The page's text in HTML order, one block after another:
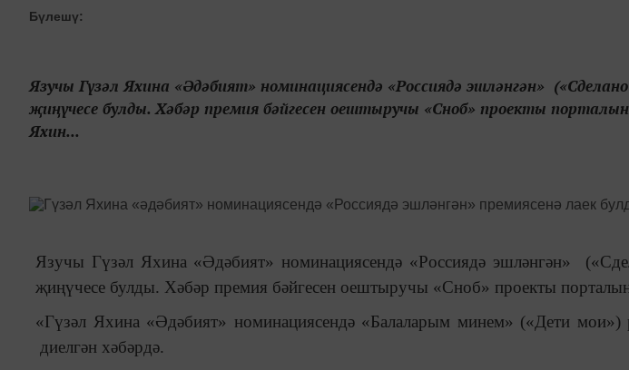
Бүлешү:
Язучы Гүзәл Яхина «Әдәбият» номинациясендә «Россиядә эшләнгән»
җиңүчесе булды. Хәбәр премия бәйгесен оештыручы «Сноб» проекты
Яхин...
Язучы Гүзәл Яхина «Әдәбият» номинациясендә «Россиядә эшләнгән»
җиңүчесе булды. Хәбәр премия бәйгесен оештыручы «Сноб» проекты
«Гүзәл Яхина «Әдәбият» номинациясендә «Балаларым минем» («Дети
диелгән хәбәрдә.